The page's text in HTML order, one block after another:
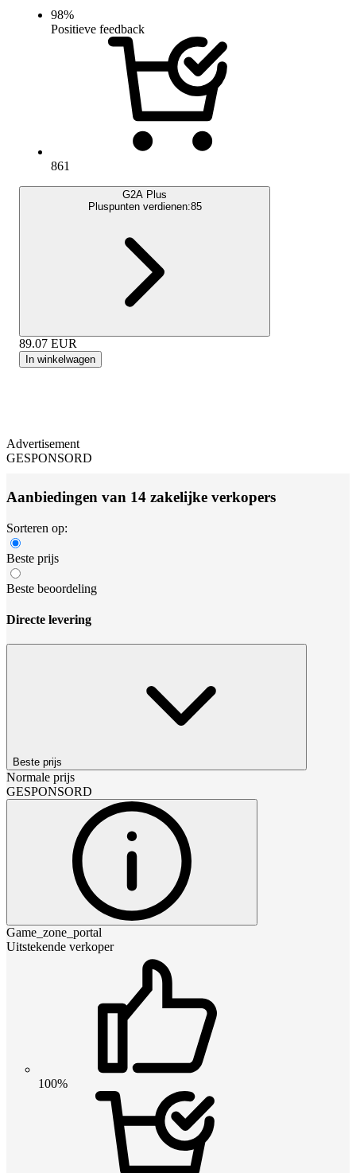
98%
Positieve feedback
861
G2A Plus
Pluspunten verdienen:85
89.07 EUR
In winkelwagen
Advertisement
GESPONSORD
Aanbiedingen van 14 zakelijke verkopers
Sorteren op:
Beste prijs
Beste beoordeling
Directe levering
Beste prijs
Normale prijs
GESPONSORD
Game_zone_portal
Uitstekende verkoper
100%